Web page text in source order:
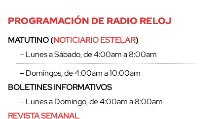
PROGRAMACIÓN DE RADIO RELOJ
MATUTINO (NOTICIARIO ESTELAR)
– Lunes a Sábado, de 4:00am a 8:00am
– Domingos, de 4:00am a 10:00am
BOLETINES INFORMATIVOS
– Lunes a Domingo, de 4:00am a 8:00am
REVISTA SEMANAL